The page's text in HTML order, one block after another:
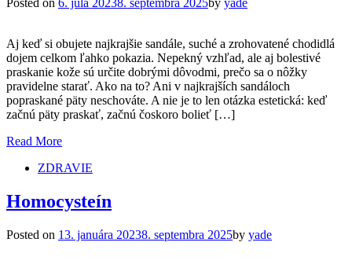
Posted on 6. júla 20238. septembra 2025by yade
Aj keď si obujete najkrajšie sandále, suché a zrohovatené chodidlá
dojem celkom ľahko pokazia. Nepekný vzhľad, ale aj bolestivé
praskanie kože sú určite dobrými dôvodmi, prečo sa o nôžky
pravidelne starať. Ako na to? Ani v najkrajších sandáloch
popraskané päty neschováte. A nie je to len otázka estetická: keď
začnú päty praskať, začnú čoskoro bolieť […]
Read More
ZDRAVIE
Homocysteín
Posted on 13. januára 20238. septembra 2025by yade